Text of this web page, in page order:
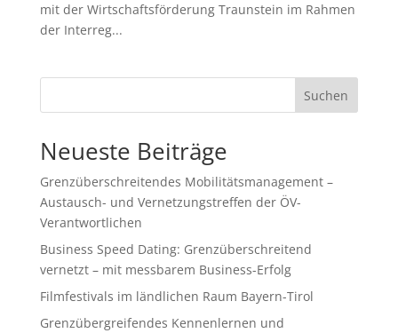
mit der Wirtschaftsförderung Traunstein im Rahmen
der Interreg...
Suchen
Neueste Beiträge
Grenzüberschreitendes Mobilitätsmanagement –
Austausch- und Vernetzungstreffen der ÖV-
Verantwortlichen
Business Speed Dating: Grenzüberschreitend
vernetzt – mit messbarem Business-Erfolg
Filmfestivals im ländlichen Raum Bayern-Tirol
Grenzübergreifendes Kennenlernen und